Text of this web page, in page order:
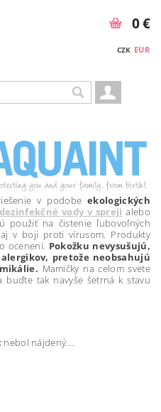
CZK EUR
0 €
v podobeekologických
dezinfekčné vody v spreji alebo
použiť na čistenie ľubovoľných
v boji proti vírusom. Produkty
ocenení. Pokožku nevysušujú,
pretože neobsahujú
Mamičky na celom svete
tak navyše šetrná k stavu
nebol nájdený....